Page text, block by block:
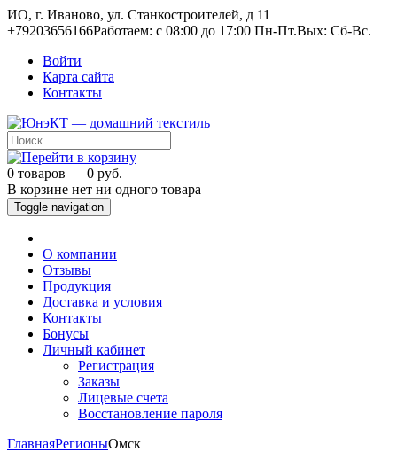
ИО, г. Иваново, ул. Станкостроителей, д 11
+79203656166Работаем: c 08:00 до 17:00 Пн-Пт.Вых: Сб-Вс.
Войти
Карта сайта
Контакты
0 товаров — 0 руб.
В корзине нет ни одного товара
Toggle navigation
О компании
Отзывы
Продукция
Доставка и условия
Контакты
Бонусы
Личный кабинет
Регистрация
Заказы
Лицевые счета
Восстановление пароля
ГлавнаяРегионыОмск